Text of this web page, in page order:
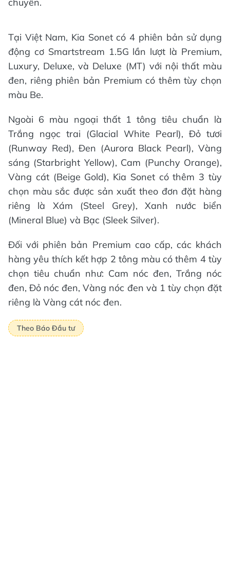
chuyển.
Tại Việt Nam, Kia Sonet có 4 phiên bản sử dụng
động cơ Smartstream 1.5G lần lượt là Premium,
Luxury, Deluxe, và Deluxe (MT) với nội thất màu
đen, riêng phiên bản Premium có thêm tùy chọn
màu Be.
Ngoài 6 màu ngoại thất 1 tông tiêu chuẩn là
Trắng ngọc trai (Glacial White Pearl), Đỏ tươi
(Runway Red), Đen (Aurora Black Pearl), Vàng
sáng (Starbright Yellow), Cam (Punchy Orange),
Vàng cát (Beige Gold), Kia Sonet có thêm 3 tùy
chọn màu sắc được sản xuất theo đơn đặt hàng
riêng là Xám (Steel Grey), Xanh nước biển
(Mineral Blue) và Bạc (Sleek Silver).
Đối với phiên bản Premium cao cấp, các khách
hàng yêu thích kết hợp 2 tông màu có thêm 4 tùy
chọn tiêu chuẩn như: Cam nóc đen, Trắng nóc
đen, Đỏ nóc đen, Vàng nóc đen và 1 tùy chọn đặt
riêng là Vàng cát nóc đen.
Theo Báo Đầu tư